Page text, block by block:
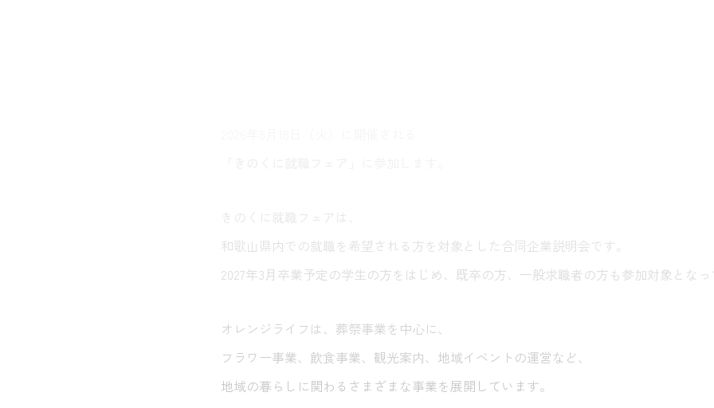
きのくに就職フェアは、
和歌山県内での就職を希望される方を対象とした合同企業説明会です。
2027年3月卒業予定の学生の方をはじめ、既卒の方、一般求職者の方も参加対象となっ
オレンジライフは、葬祭事業を中心に、
フラワー事業、飲食事業、観光案内、地域イベントの運営など、
地域の暮らしに関わるさまざまな事業を展開しています。